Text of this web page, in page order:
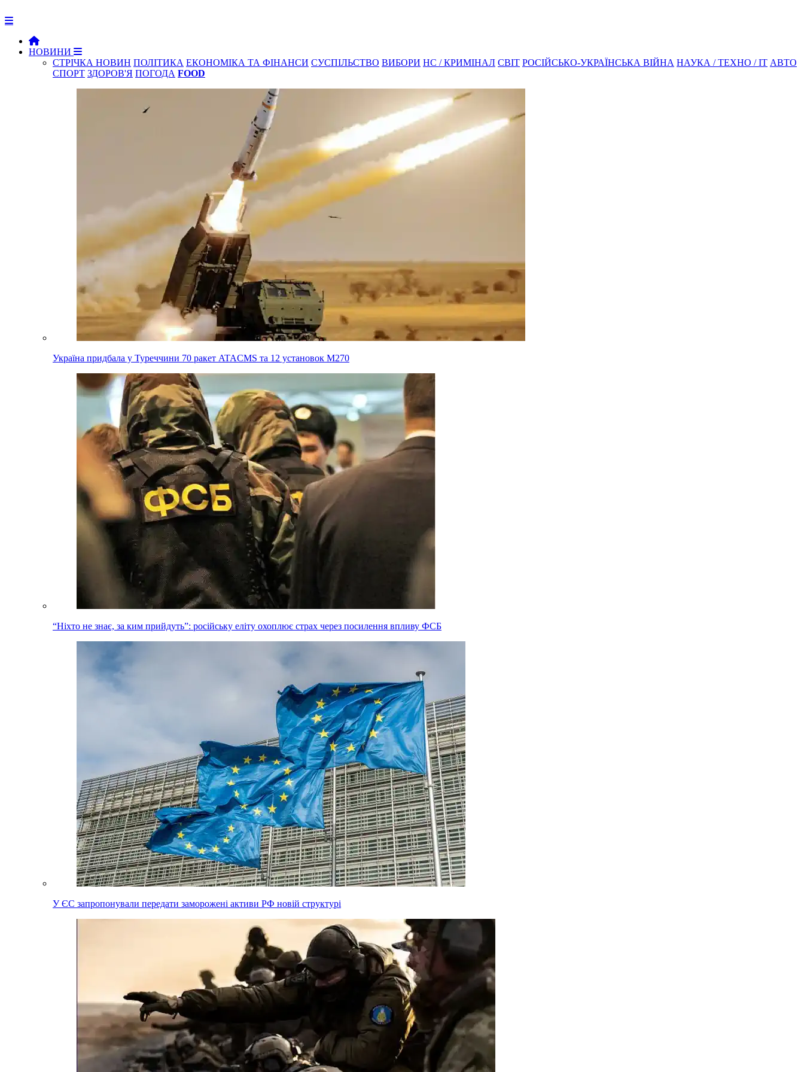
НОВИНИ
СТРІЧКА НОВИН ПОЛІТИКА ЕКОНОМІКА ТА ФІНАНСИ СУСПІЛЬСТВО ВИБОРИ НС / КРИМІНАЛ СВІТ РОСІЙСЬКО-УКРАЇНСЬКА ВІЙНА НАУКА / ТЕХНО / IT АВТО
СПОРТ ЗДОРОВ'Я ПОГОДА FOOD
Україна придбала у Туреччини 70 ракет ATACMS та 12 установок M270
“Ніхто не знає, за ким прийдуть”: російську еліту охоплює страх через посилення впливу ФСБ
У ЄС запропонували передати заморожені активи РФ новій структурі